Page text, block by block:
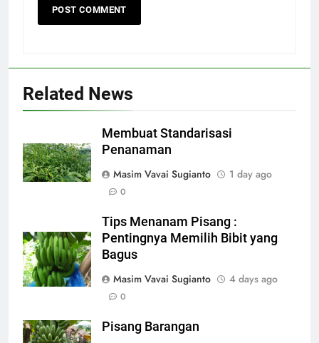
Related News
Membuat Standarisasi
Penanaman
Masim Vavai Sugianto
1 day ago
0
Tips Menanam Pisang :
Pentingnya Memilih Bibit yang
Bagus
Masim Vavai Sugianto
4 days ago
0
Pisang Barangan